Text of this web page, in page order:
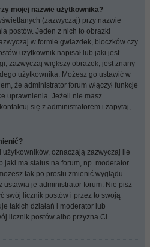
mojej nazwie użytkownika?
(zazwyczaj) przy nazwie
postów. Jeden z nich to obrazki
w formie gwiazdek, bloczków czy
użytkownik napisał lub jaki jest
zazwyczaj większy obrazek, jest znany
użytkownika. Możesz go ustawić w
że administrator forum włączył funkcje
uprawnienia. Jeżeli nie masz
się z administratorem i zapytaj,
oznaczają zazwyczaj ile
jaki ma status na forum, np. moderator
tak po prostu zmienić wyglądu
ustawia je administrator forum. Nie pisz
swój licznik postów i przez to swoją
takich działań i moderator lub
licznik postów albo przyzna Ci